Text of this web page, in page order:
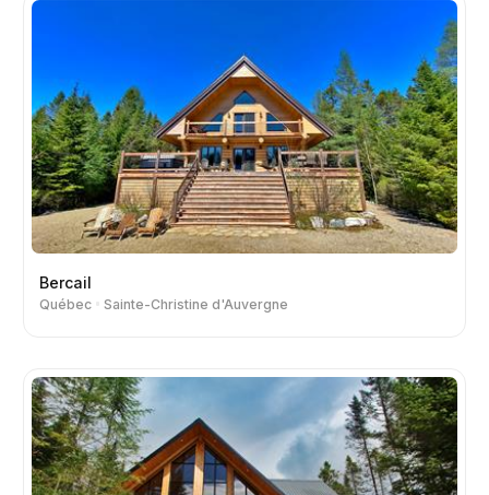
Bercail
Québec Sainte-Christine d'Auvergne